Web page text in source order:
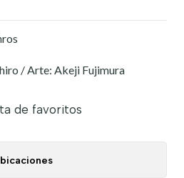
/ Arte: Akeji Fujimura
de favoritos